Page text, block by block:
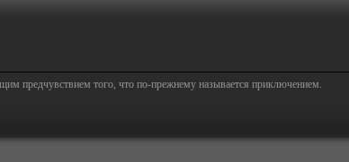
предчувствием того, что по-прежнему называется приключением.